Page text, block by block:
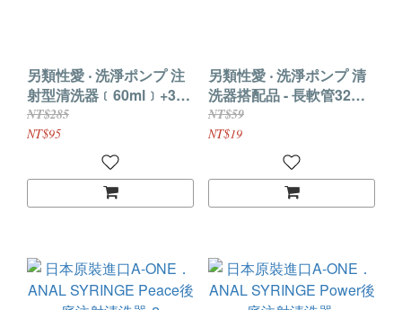
另類性愛 ‧ 洗淨ポンプ 注
射型清洗器﹝60ml﹞+32
公分長軟管
NT$285
NT$95
另類性愛 ‧ 洗淨ポンプ 清
洗器搭配品 - 長軟管32公
分﹝方便.衛生﹞
NT$59
NT$19